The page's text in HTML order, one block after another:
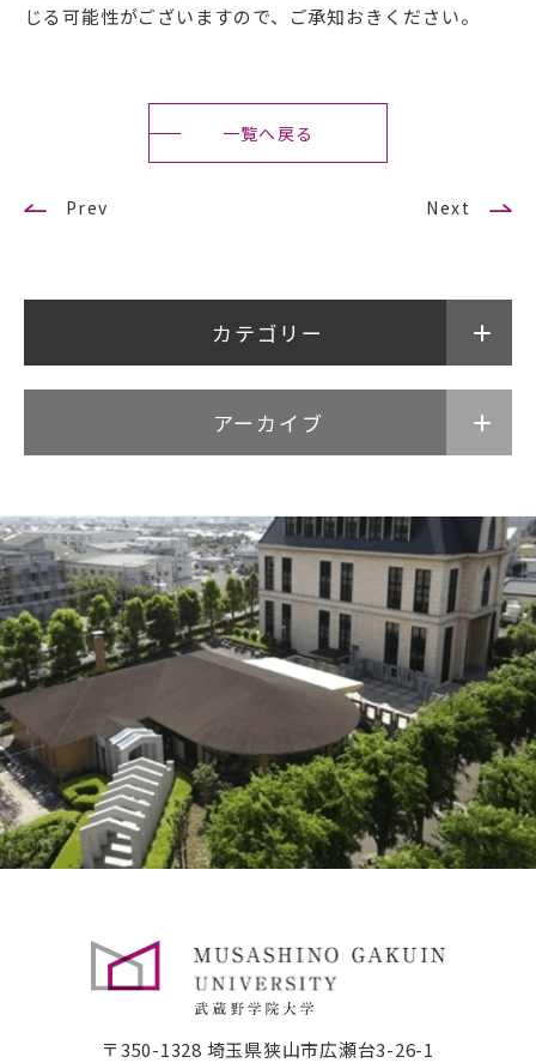
じる可能性がございますので、ご承知おきください。
Prev
一覧へ戻る
Next
カテゴリー
アーカイブ
〒350-1328 埼玉県狭山市広瀬台3-26-1